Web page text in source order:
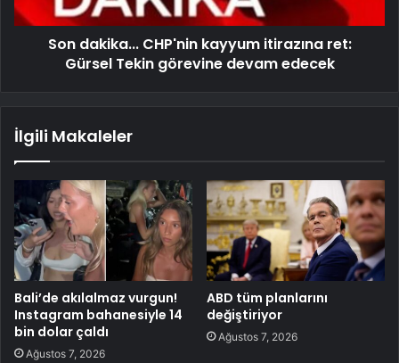
Son dakika... CHP'nin kayyum itirazına ret:
Gürsel Tekin görevine devam edecek
İlgili Makaleler
Bali’de akılalmaz vurgun!
Instagram bahanesiyle 14
bin dolar çaldı
Ağustos 7, 2026
ABD tüm planlarını
değiştiriyor
Ağustos 7, 2026